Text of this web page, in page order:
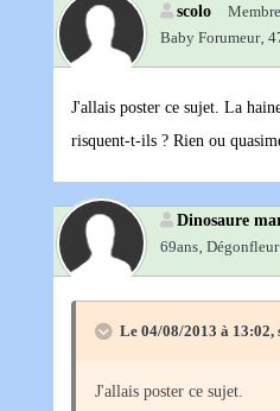
scolo Membre
Baby Forumeur‚
J'allais poster ce sujet. La
risquent-t-ils ? Rien ou
Dinosaure
69ans‚
Le 04/08/2013 à 13:02,
J'allais poster ce sujet.